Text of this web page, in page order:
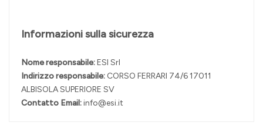
Informazioni sulla sicurezza
Nome responsabile:ESI Srl
Indirizzo responsabile: CORSO FERRARI 74/6 17011
ALBISOLA SUPERIORE SV
Contatto Email:info@esi.it